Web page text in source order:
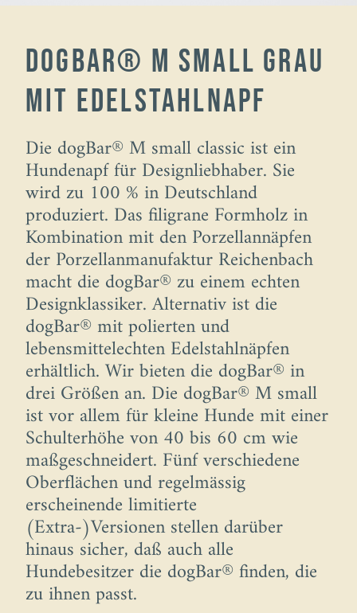
dogBar® M small grau
mit Edelstahlnapf
Die dogBar® M small classic ist ein
Hundenapf für Designliebhaber. Sie
wird zu 100 % in Deutschland
produziert. Das filigrane Formholz in
Kombination mit den Porzellannäpfen
der Porzellanmanufaktur Reichenbach
macht die dogBar® zu einem echten
Designklassiker. Alternativ ist die
dogBar® mit polierten und
lebensmittelechten Edelstahlnäpfen
erhältlich. Wir bieten die dogBar® in
drei Größen an. Die dogBar® M small
ist vor allem für kleine Hunde mit einer
Schulterhöhe von 40 bis 60 cm wie
maßgeschneidert. Fünf verschiedene
Oberflächen und regelmässig
erscheinende limitierte
(Extra-)Versionen stellen darüber
hinaus sicher, daß auch alle
Hundebesitzer die dogBar® finden, die
zu ihnen passt.